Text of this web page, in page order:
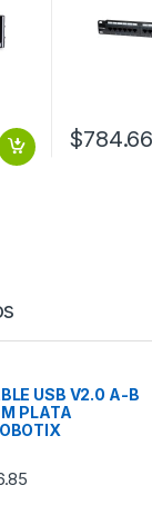
$784.66
USB V2.0 A-B
PLATA